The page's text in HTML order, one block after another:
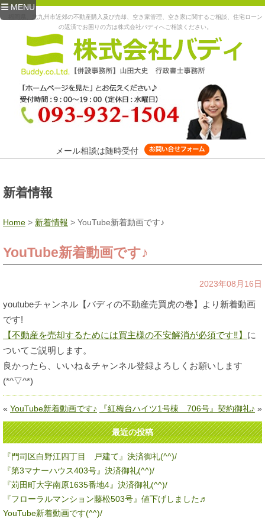
MENU
福岡県、北九州市近郊の不動産購入及び売却、空き家管理、空き家に関するご相談、住宅ローン
の返済でお困りの方は株式会社バディへご相談ください。
メール相談は随時受付
新着情報
Home > 新着情報 > YouTube新着動画です♪
YouTube新着動画です♪
2023年08月16日
youtubeチャンネル【バディの不動産売買虎の巻】より新着動画
です!
【不動産を売却するためには買主様の不安解消が必須です‼】 に
ついてご説明します。
良かったら、いいね＆チャンネル登録よろしくお願いします
(*^▽^*)
« YouTube新着動画です♪ 『紅梅台ハイツ1号棟 706号』契約御礼♪ »
最近の投稿
『門司区白野江四丁目 戸建て』決済御礼(^^)/
『第3マナーハウス403号』決済御礼(^^)/
『苅田町大字南原1635番地4』決済御礼(^^)/
『フローラルマンション藤松503号』値下げしました♬
YouTube新着動画です(^^)/